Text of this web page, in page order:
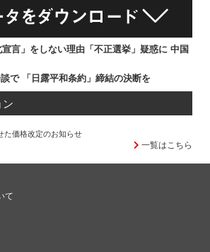
宣言」をしない理由「不正選挙」疑惑に 中国
で 「日露平和条約」締結の決断を
た価格改定のお知らせ
一覧はこちら
て